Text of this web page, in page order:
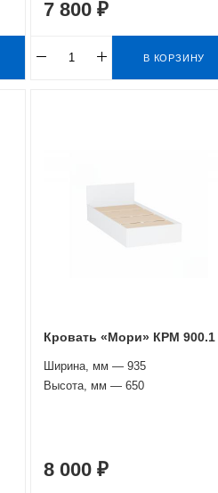
7 800 ₽
В КОРЗИНУ
Кровать «Мори» КРМ 900.1
Ширина, мм — 935
Высота, мм — 650
8 000 ₽